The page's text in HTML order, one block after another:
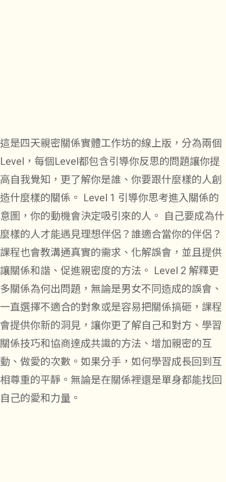
這是四天親密關係實體工作坊的線上版，分為兩個
Level，每個Level都包含引導你反思的問題讓你提
高自我覺知，更了解你是誰、你要跟什麼樣的人創
造什麼樣的關係。 Level 1 引導你思考進入關係的
意圖，你的動機會決定吸引來的人。 自己要成為什
麼樣的人才能遇見理想伴侶？誰適合當你的伴侶？
課程也會教溝通真實的需求、化解誤會，並且提供
讓關係和諧、促進親密度的方法。 Level 2 解釋更
多關係為何出問題，無論是男女不同造成的誤會、
一直選擇不適合的對象或是容易把關係搞砸，課程
會提供你新的洞見，讓你更了解自己和對方、學習
關係技巧和協商達成共識的方法、增加親密的互
動、做愛的次數。如果分手，如何學習成長回到互
相尊重的平靜。無論是在關係裡還是單身都能找回
自己的愛和力量。